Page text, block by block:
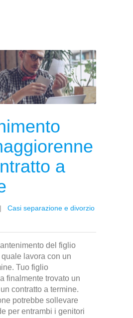
a
Casi separazione e divorzio
del figlio
lavora con un
Tuo figlio
finalmente trovato un
contratto a termine.
potrebbe sollevare
per entrambi i genitori